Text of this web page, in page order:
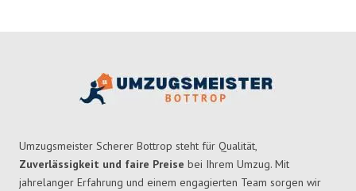
Umzugsmeister Scherer Bottrop steht für Qualität,
Zuverlässigkeit und faire Preise bei Ihrem Umzug. Mit
jahrelanger Erfahrung und einem engagierten Team sorgen wir